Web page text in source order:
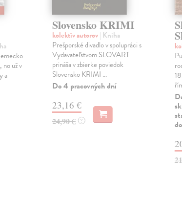
no už v
a
Slovensko KRIMI
kolektív autorov| Kniha
Prešporské divadlo v spolupráci s
Vydavateľstvom SLOVART
prináša v zbierke poviedok
Slovensko KRIMI ...
Do 4 pracovných dní
23,16 €
24,90 € ?